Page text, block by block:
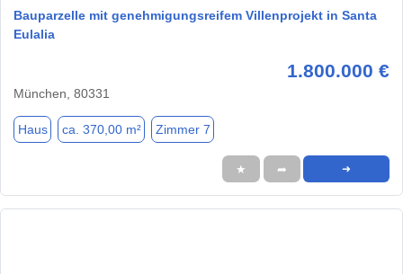
Bauparzelle mit genehmigungsreifem Villenprojekt in Santa
Eulalia
1.800.000 €
München, 80331
Haus ca. 370,00 m² Zimmer 7
★ ➦ ➜